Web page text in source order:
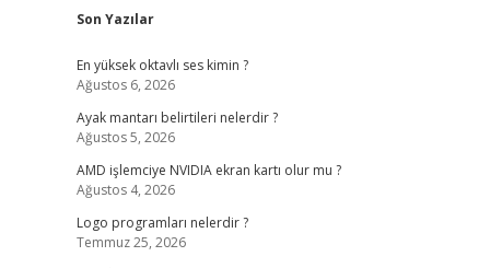
Sidebar
Son Yazılar
En yüksek oktavlı ses kimin ?
Ağustos 6, 2026
Ayak mantarı belirtileri nelerdir ?
Ağustos 5, 2026
AMD işlemciye NVIDIA ekran kartı olur mu ?
Ağustos 4, 2026
Logo programları nelerdir ?
Temmuz 25, 2026